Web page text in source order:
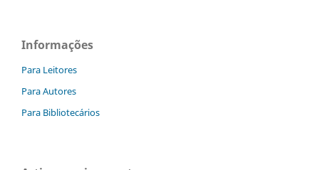
Informações
Para Leitores
Para Autores
Para Bibliotecários